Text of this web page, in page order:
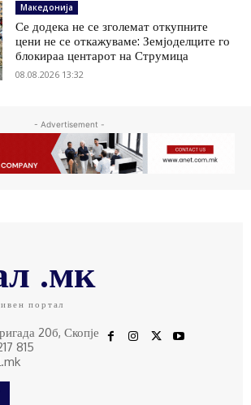
Македонија
Се додека не се зголемат откупните
цени не се откажуваме: Земјоделците го
блокираа центарот на Струмица
08.08.2026 13:32
- Advertisement -
.мк
портал
20б, Скопје
815